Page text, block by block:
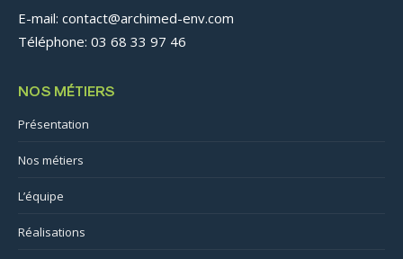
E-mail: contact@archimed-env.com
Téléphone: 03 68 33 97 46
NOS MÉTIERS
Présentation
Nos métiers
L’équipe
Réalisations